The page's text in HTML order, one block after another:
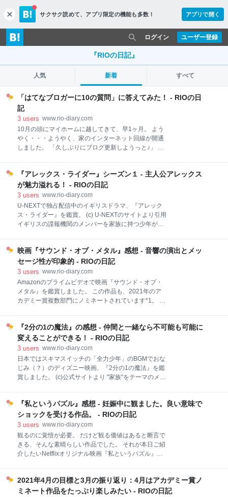
c
l
o
s
サクサク読めて、 アプリ限定の機能も多数！ アプリで開く
ユーザー登録
ログイン
『RIOの日記』
人気 新着 すべて
「はてなブロガーに10の質問」に答えてみた！ - RIOの日
記
3 users www.rio-diary.com
10月の頭にマイホームに越してきて、早1ヶ月。 よう
やく・・・ようやく、家のインターネット回線が開通
しました。 「久しぶりにブログ更新しようっと♪」 と
い・・・ そんな時、目に入ってきたのがこの【はてな
ブログ10周年お題キャンペーン】。 自分のブログに改
めて向き合って新しい発見があるかも、と思い、やっ
てみることにしました。 他のブロガーさんが同じお題
に答えている記事も、読むと面白いし勉強になる★ ブ
ログ名もしくはハンドルネームの由来は？ はてなブロ
なるのはどんなとき？ 下書きに保存された記事は何記
事？ あるならどんなテーマの記事？ 自分の記事を読み
返すことはある？ 好きなはてなブロガーは？ (1) おた
『アレックス・ライダー』シーズン１ - 主人公アレックス
が魅力溢れる！ - RIOの日記
3 users www.rio-diary.com
U-NEXTで独占配信中のイギリスドラマ、『アレック
ス・ライダー』を鑑賞。 (c) U-NEXTのサイトより引用
イギリスの諜報機関のメンバーを家族に持つ少年が、
クス役の子*1がなかなかのイケメン君で、将来が楽し
み！ スパイもののストーリー展開を軸に、アレックス
の友人・家族との関わりを描いています。構成や登場
人物の顔ぶれもシンプルでエピソード数も多くなく、
気軽に見ることのできるドラマシリーズ。 『アレック
ス・ライダー』シーズン1 全8話、あっという間！ ア
楽しめたし、まだ明かされていない謎がどう次のシー
ズンにつながるのか気になる。 原作小説も読んでみた
いな📘 pic.twitter.com/30
映画『サウンド・オブ・メタル』感想 - 音響の演出とメッ
セージ性が印象的 - RIOの日記
3 users www.rio-diary.com
Amazonのプライムビデオで映画『サウンド・オブ・
メタル』を鑑賞しました。 この作品も、2021年のア
カデミー賞複数部門にノミネートされています*1。 (c)
タル音楽 人工内耳を通じて聴こえる金属音で金属を意
味するメタル にかかっています。 切ないストーリとそ
の中に感じる前向きさ、メッセージ性。 決して気軽に
見ることのできるタイプの作品ではないですが、観賞
後に「見て良かった」と思える作品です。 『サウン
ド・オブ・メタル』 ルーベンの体験を、映画の音響効
っていくラストがとても印象的だったし、聴覚障害に
対する考え方やコミュニティなどを初めて知り、考え
させられることが多かった。 pic.twitt
『2分の1の魔法』の感想 - 仲間と一緒なら不可能も可能に
変えることができる！ - RIOの日記
3 users www.rio-diary.com
日本ではスキマスイッチの「全力少年」のBGMでおな
じみ（？）のディズニー映画、『2分の1の魔法』を鑑
賞しました。 (c)公式サイトより "家族"をテーマのメイ
ポートし合えば目的を果たせる」というメッセージに
とても感銘を受けました。 (c)公式サイトより 『2分の
1の魔法』 みんなそれぞれ得意／不得意があって、特
定の誰かだけが活躍するヒーローではなく、お互いに
補い合いながら冒険していく内容がとても胸に刺さっ
たし、だからこそラストは泣けた〜(｡-_-｡) 現実とファ
2021年4月3日 こんなあなたにオススメ！ ✔︎ ディズニ
ー、ピクサー作品のファン。 ✔︎ フ
『私というパズル』感想 - 妊娠中に観ました。良い意味で
ショックを受ける作品。 - RIOの日記
3 users www.rio-diary.com
観るのに覚悟が必要。 だけど観る価値はあると断言で
きる、そんな素晴らしい作品でした。 それが本日ご紹
介したいNetflixオリジナル映画『私というパズル』。
ェブサイトより ＜こんな人にオススメ＞ 俳優陣の演技
に魅せられたい。 人の繊細で複雑な感情の違いやその
2021年4月の目標と3月の振り返り：4月はアカデミー賞ノ
ミネート作品をたっぷり楽しみたい - RIOの日記